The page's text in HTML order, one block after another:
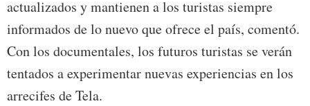
actualizados y mantienen a los turistas siempre
informados de lo nuevo que ofrece el país, comentó.
Con los documentales, los futuros turistas se verán
tentados a experimentar nuevas experiencias en los
arrecifes de Tela.